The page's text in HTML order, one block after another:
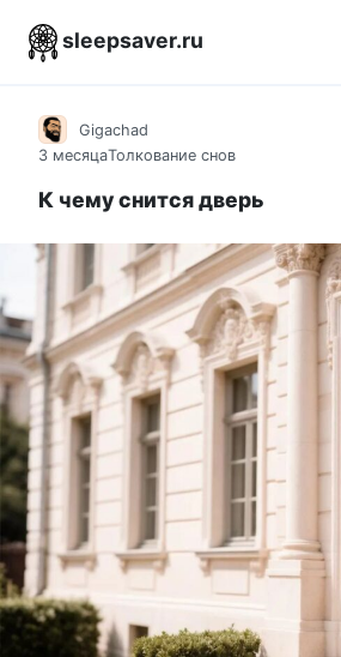
sleepsaver.ru
Gigachad
3 месяцаТолкование снов
К чему снится дверь